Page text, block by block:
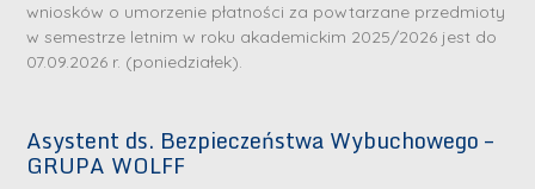
wniosków o umorzenie płatności za powtarzane przedmioty
w semestrze letnim w roku akademickim 2025/2026 jest do
07.09.2026 r. (poniedziałek).
Asystent ds. Bezpieczeństwa Wybuchowego –
GRUPA WOLFF